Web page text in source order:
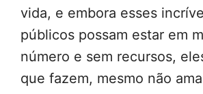
vida, e embora esses
públicos possam estar em
número e sem recursos,
que fazem, mesmo não